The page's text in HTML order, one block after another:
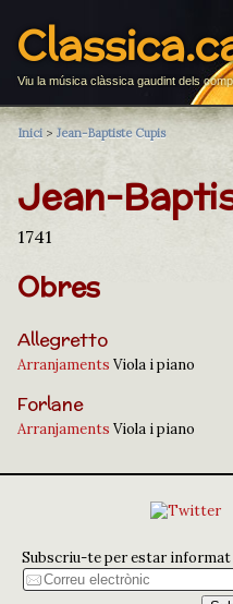
Viu la música clàssica gaudint dels
Inici > Jean-Baptiste Cupis
Jean-
1741
Obres
Allegretto
Arranjaments Viola i piano
Forlane
Arranjaments Viola i piano
Subscriu-te per estar